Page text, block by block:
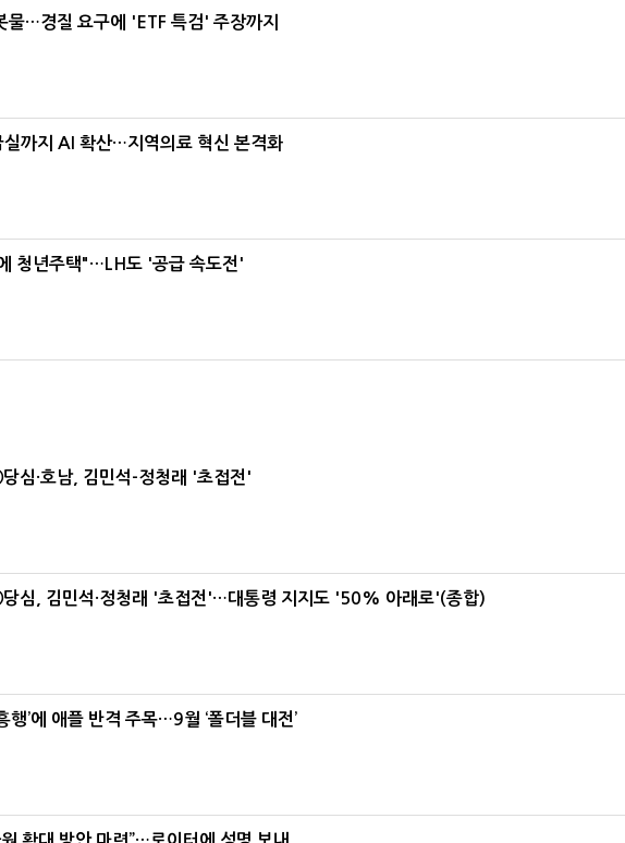
물…경질 요구에 'ETF 특검' 주장까지
실까지 AI 확산…지역의료 혁신 본격화
청년주택"…LH도 '공급 속도전'
심·호남, 김민석-정청래 '초접전'
심, 김민석·정청래 '초접전'…대통령 지지도 '50% 아래로'(종합)
행’에 애플 반격 주목…9월 ‘폴더블 대전’